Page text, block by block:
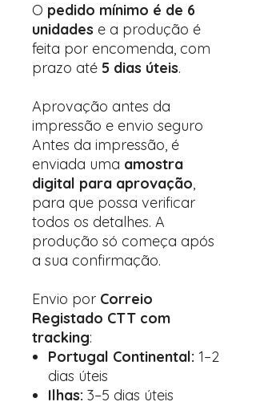
O pedido mínimo é de 6
unidades e a produção é
feita por encomenda, com
prazo até 5 dias úteis.
Aprovação antes da
impressão e envio seguro
Antes da impressão, é
enviada uma amostra
digital para aprovação,
para que possa verificar
todos os detalhes. A
produção só começa após
a sua confirmação.
Envio por Correio
Registado CTT com
tracking:
Portugal Continental: 1–2
dias úteis
Ilhas: 3–5 dias úteis